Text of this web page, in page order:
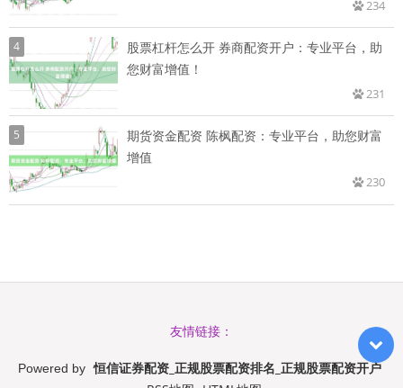
234
4
股票杠杆怎么开 券商配资开户：专业平台，助
您财富增值！
231
5
期货资金配资 陈枫配资：专业平台，助您财富
增值
230
友情链接：
Powered by 恒信证券配资_正规股票配资排名_正规股票配资开户